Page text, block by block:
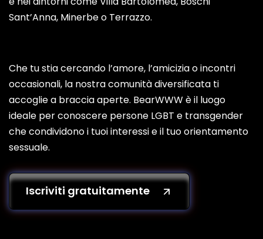
Sant’Anna, Minerbe o Terrazzo.
Che tu stia cercando l’amore, l’amicizia o incontri
occasionali, la nostra comunità diversificata ti
accoglie a braccia aperte. BearWWW è il luogo
ideale per conoscere persone LGBT e transgender
che condividono i tuoi interessi e il tuo orientamento
sessuale.
Iscriviti gratuitamente